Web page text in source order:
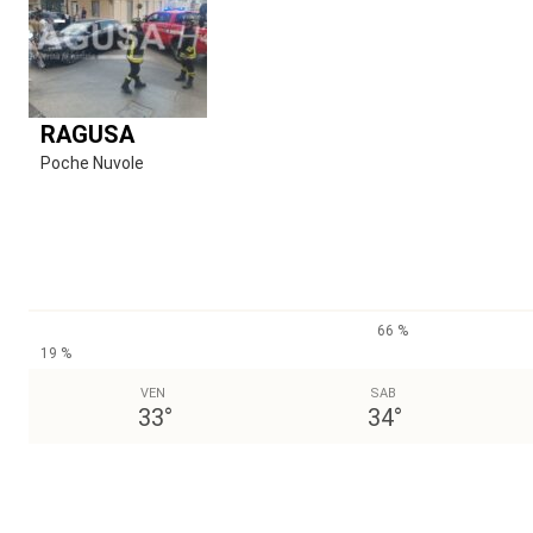
RAGUSA
Poche Nuvole
66 %
19 %
VEN
33°
SAB
34°